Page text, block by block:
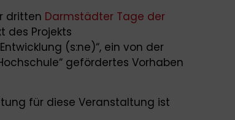
dritten Darmstädter Tage der
des Projekts
(s:ne)“, ein von der
gefördertes Vorhaben
für diese Veranstaltung ist